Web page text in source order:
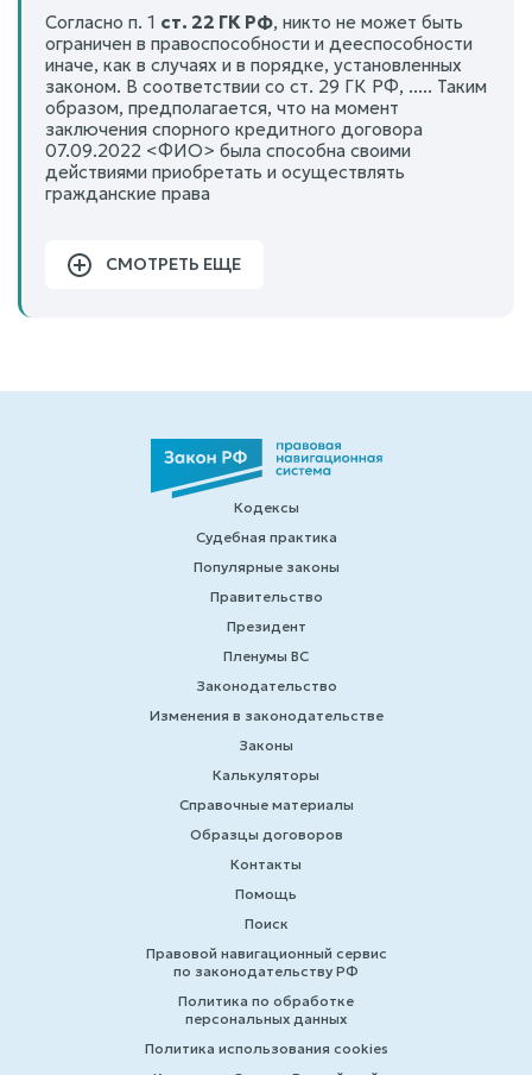
Согласно п. 1 ст. 22 ГК РФ, никто не может быть
ограничен в правоспособности и дееспособности
иначе, как в случаях и в порядке, установленных
законом. В соответствии со ст. 29 ГК РФ, ..... Таким
образом, предполагается, что на момент
заключения спорного кредитного договора
07.09.2022 <ФИО> была способна своими
действиями приобретать и осуществлять
гражданские права
СМОТРЕТЬ ЕЩЕ
Кодексы
Судебная практика
Популярные законы
Правительство
Президент
Пленумы ВС
Законодательство
Изменения в законодательстве
Законы
Калькуляторы
Справочные материалы
Образцы договоров
Контакты
Помощь
Поиск
Правовой навигационный сервис
по законодательству РФ
Политика по обработке
персональных данных
Политика использования cookies